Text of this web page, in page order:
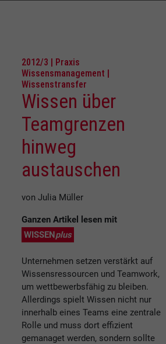
2012/3 | Praxis
Wissensmanagement |
Wissenstransfer
Wissen über
Teamgrenzen
hinweg
austauschen
von Julia Müller
Ganzen Artikel lesen mit
WISSENplus
Unternehmen setzen verstärkt auf
Wissensressourcen und Teamwork,
um wettbewerbsfähig zu bleiben.
Allerdings spielt Wissen nicht nur
innerhalb eines Teams eine zentrale
Rolle und muss dort effizient
gemanaget werden, sondern sollte